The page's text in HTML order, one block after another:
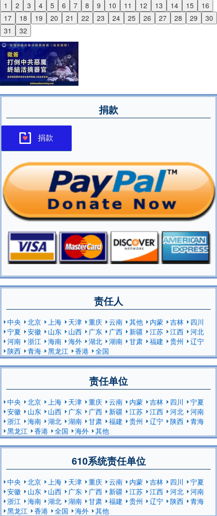
1 2 3 4 5 6 7 8 9 10 11 12 13 14 15
16
17
18 19 20 21 22 23 24 25 26 27 28 29
30
31
32
Previous
Next
捐款
捐款
责任人
中央 北京 上海 天津 重庆 云南 其他 内蒙 吉林
四川
宁夏
安徽 山东 山西 广东 广西 新疆 江苏 江西
河北
河南
浙江 海南 海外 湖北 湖南 甘肃 福建 贵州
辽宁
陕西
青海 黑龙江 香港 全国
责任单位
中央 北京 上海 天津 重庆 云南 内蒙 吉林 四川
宁夏
安徽
山东 山西 广东 广西 新疆 江苏 江西 河北
河南
浙江
海南 湖北 湖南 甘肃 福建 贵州 辽宁 陕西
青海
黑龙江
香港 全国 海外 其他
610系统责任单位
中央 北京 上海 天津 重庆 云南 内蒙 吉林 四川
宁夏
安徽
山东 山西 广东 广西 新疆 江苏 江西 河北
河南
浙江
海南 湖北 湖南 甘肃 福建 贵州 辽宁 陕西
青海
黑龙江
香港 全国 海外 其他